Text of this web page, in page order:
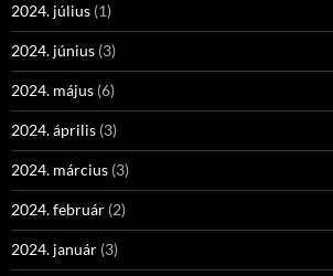
2024. július (1)
2024. június (3)
2024. május (6)
2024. április (3)
2024. március (3)
2024. február (2)
2024. január (3)